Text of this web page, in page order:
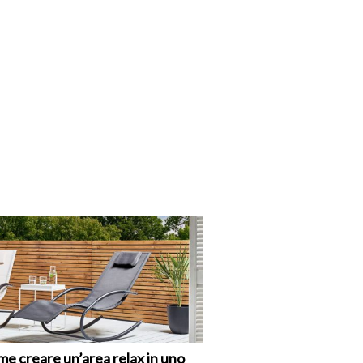
creare un’area relax in uno
di
I
Vespri